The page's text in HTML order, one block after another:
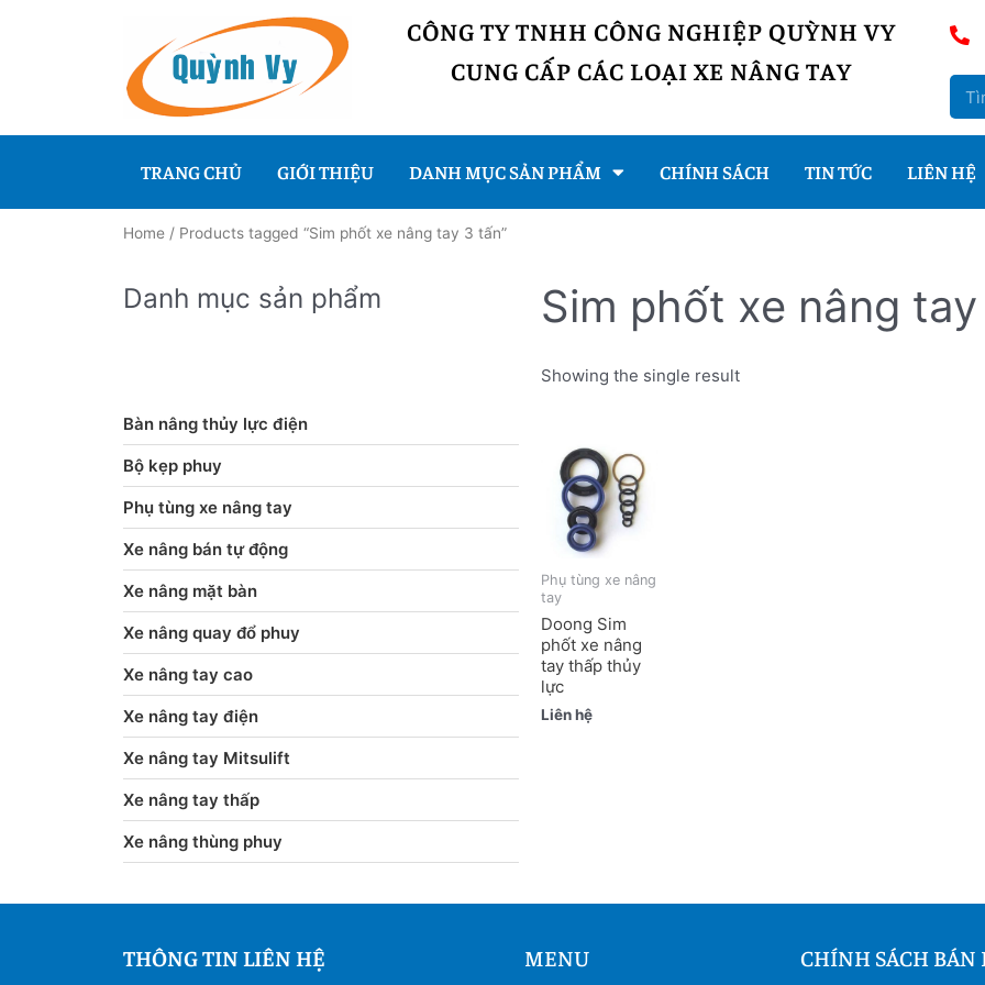
CÔNG TY TNHH CÔNG NGHIỆP QUỲNH VY
CUNG CẤP CÁC LOẠI XE NÂNG TAY
TRANG CHỦ GIỚI THIỆU DANH MỤC SẢN PHẨM CHÍNH SÁCH TIN TỨC LIÊN HỆ
Home / Products tagged “Sim phốt xe nâng tay 3 tấn”
Danh mục sản phẩm
Bàn nâng thủy lực điện
Bộ kẹp phuy
Phụ tùng xe nâng tay
Xe nâng bán tự động
Xe nâng mặt bàn
Xe nâng quay đổ phuy
Xe nâng tay cao
Xe nâng tay điện
Xe nâng tay Mitsulift
Xe nâng tay thấp
Xe nâng thùng phuy
Sim phốt xe nâng
Showing the single result
Phụ tùng xe nâng
tay
Doong Sim
phốt xe nâng
tay thấp thủy
lực
Liên hệ
THÔNG TIN LIÊN HỆ MENU CHÍNH SÁCH BÁN